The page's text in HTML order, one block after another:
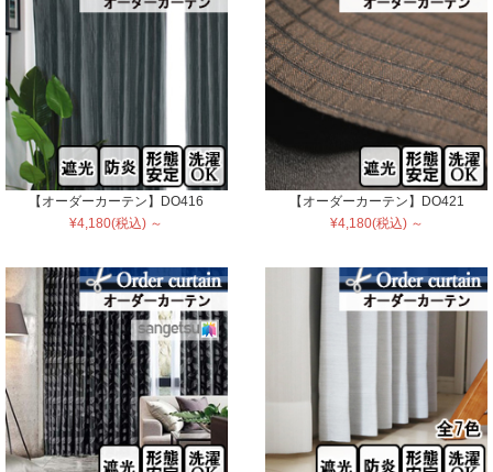
【オーダーカーテン】DO416
¥4,180(税込) ～
【オーダーカーテン】DO421
¥4,180(税込) ～